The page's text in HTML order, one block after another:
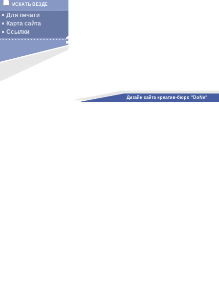
ИСКАТЬ ВЕЗДЕ
Для печати
Карта сайта
Ссылки
Дизайн сайта креатив-бюро "DoNe"